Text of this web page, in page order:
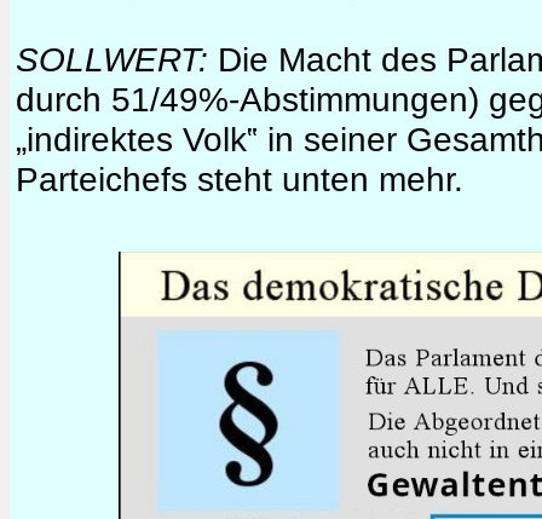
SOLLWERT: Die Macht des
durch 51/49%-Abstimmungen)
„indirektes Volk‟ in seiner
Parteichefs steht unten mehr.